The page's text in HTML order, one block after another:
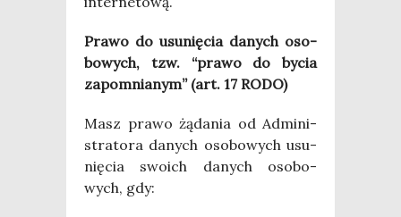
Pra­wo do usu­nię­cia danych oso­
bo­wych, tzw. “pra­wo do bycia
zapo­mnia­nym” (art. 17 RODO)
Masz pra­wo żąda­nia od Admi­ni­
stra­to­ra danych oso­bo­wych usu­
nię­cia swo­ich danych oso­bo­
wych, gdy: